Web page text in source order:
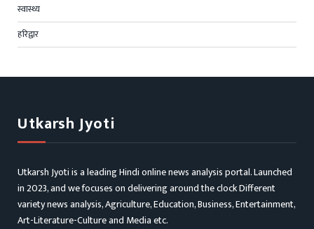
स्वास्थ्य
हरिद्वार
Utkarsh Jyoti
Utkarsh Jyoti is a leading Hindi online news analysis portal. Launched
in 2023, and we focuses on delivering around the clock Different
variety news analysis, Agriculture, Education, Business, Entertainment,
Art-Literature-Culture and Media etc.